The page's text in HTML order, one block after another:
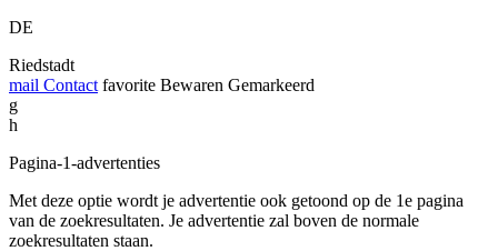
DE
Riedstadt
mail Contact favorite Bewaren Gemarkeerd
g
h
Pagina-1-advertenties
Met deze optie wordt je advertentie ook getoond op de 1e pagina
van de zoekresultaten. Je advertentie zal boven de normale
zoekresultaten staan.